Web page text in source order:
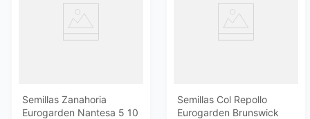
Semillas Zanahoria
Eurogarden Nantesa 5 10
Semillas Col Repollo
Eurogarden Brunswick